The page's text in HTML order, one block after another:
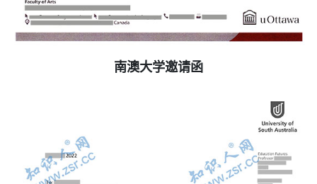
南澳大学邀请函